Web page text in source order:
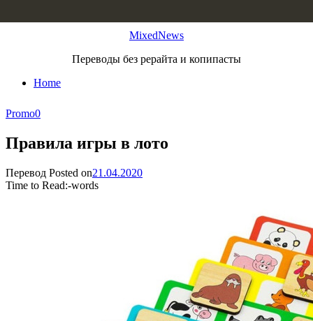
MixedNews
Переводы без рерайта и копипасты
Home
Promo0
Правила игры в лото
Перевод Posted on21.04.2020
Time to Read:-words